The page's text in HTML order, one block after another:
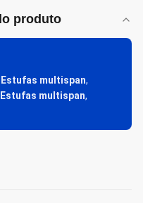
produto
multispan,
multispan,